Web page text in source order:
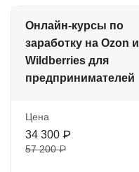
Онлайн-курсы по
заработку на Ozon и
Wildberries для
предпринимателей
Цена
34 300 ₽
57 200 ₽